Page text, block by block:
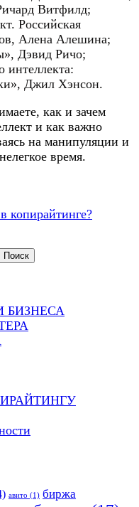
Витфилд;
Российская
Алена Алешина;
Дэвид Ричо;
интеллекта:
Джил Хэнсон.
как и зачем
и как важно
на манипуляции и
время.
копирайтинге?
БИЗНЕСА
авито (1) биржа